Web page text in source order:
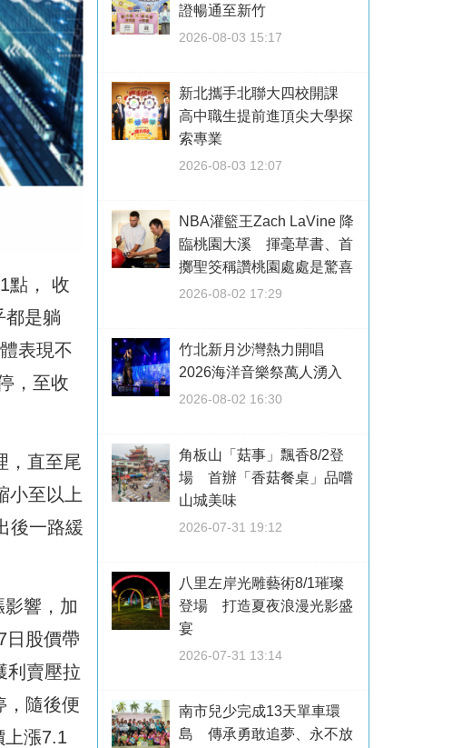
點， 收
都是躺
表現不
，至收
，直至尾
小至以上
後一路緩
響，加
日股價帶
利賣壓拉
，隨後便
上漲7.1
證暢通至新竹
2026-08-03 15:17
新北攜手北聯大四校開課
高中職生提前進頂尖大學探
索專業
2026-08-03 12:07
NBA灌籃王Zach LaVine 降
臨桃園大溪 揮毫草書、首
擲聖筊稱讚桃園處處是驚喜
2026-08-02 17:29
竹北新月沙灣熱力開唱
2026海洋音樂祭萬人湧入
2026-08-02 16:30
角板山「菇事」飄香8/2登
場 首辦「香菇餐桌」品嚐
山城美味
2026-07-31 19:12
八里左岸光雕藝術8/1璀璨
登場 打造夏夜浪漫光影盛
宴
2026-07-31 13:14
南市兒少完成13天單車環
島 傳承勇敢追夢、永不放